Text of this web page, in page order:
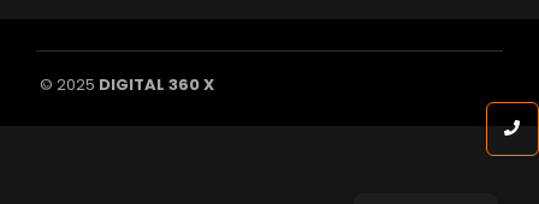
© 2025 DIGITAL 360 X